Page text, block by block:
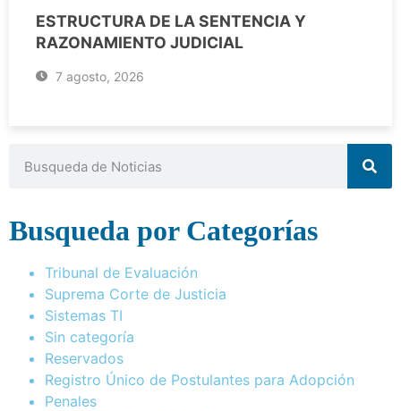
ESTRUCTURA DE LA SENTENCIA Y
RAZONAMIENTO JUDICIAL
7 agosto, 2026
Busqueda por Categorías
Tribunal de Evaluación
Suprema Corte de Justicia
Sistemas TI
Sin categoría
Reservados
Registro Único de Postulantes para Adopción
Penales